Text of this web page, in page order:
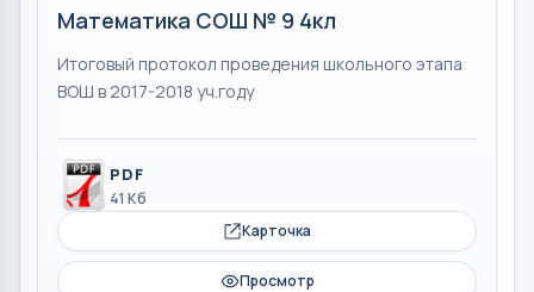
Математика СОШ № 9 4кл
Итоговый протокол проведения школьного этапа
ВОШ в 2017-2018 уч.году
PDF
41 Кб
Карточка
Просмотр